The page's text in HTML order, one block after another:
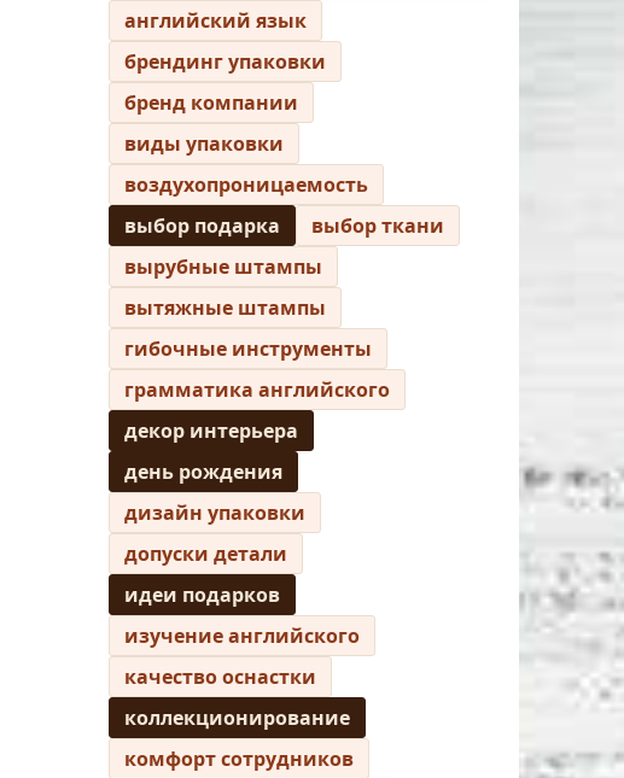
английский язык
брендинг упаковки
бренд компании
виды упаковки
воздухопроницаемость
выбор подарка
выбор ткани
вырубные штампы
вытяжные штампы
гибочные инструменты
грамматика английского
декор интерьера
день рождения
дизайн упаковки
допуски детали
идеи подарков
изучение английского
качество оснастки
коллекционирование
комфорт сотрудников